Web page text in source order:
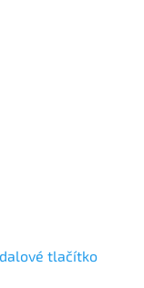
tlačítko